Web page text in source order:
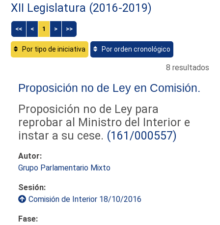
XII Legislatura (2016-2019)
<< < 1 > >>
Por tipo de iniciativa Por orden cronológico
8 resultados
Proposición no de Ley en Comisión.
Proposición no de Ley para
reprobar al Ministro del Interior e
instar a su cese. (161/000557)
Autor:
Grupo Parlamentario Mixto
Sesión:
Comisión de Interior 18/10/2016
Fase: